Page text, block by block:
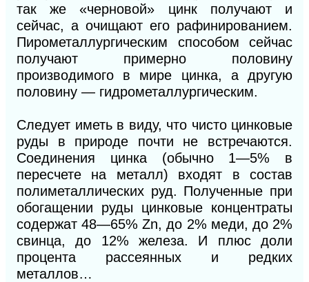
так же «черновой» цинк получают и
сейчас, а очищают его рафинированием.
Пирометаллургическим способом сейчас
получают примерно половину
производимого в мире цинка, а другую
половину — гидрометаллургическим.
Следует иметь в виду, что чисто цинковые
руды в природе почти не встречаются.
Соединения цинка (обычно 1—5% в
пересчете на металл) входят в состав
полиметаллических руд. Полученные при
обогащении руды цинковые концентраты
содержат 48—65% Zn, до 2% меди, до 2%
свинца, до 12% железа. И плюс доли
процента рассеянных и редких
металлов…